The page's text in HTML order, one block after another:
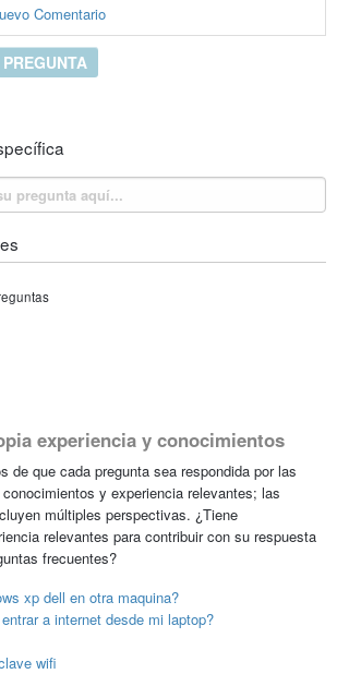
Comentario
experiencia y conocimientos
de que cada pregunta sea respondida por las
y experiencia relevantes; las
múltiples perspectivas. ¿Tiene
relevantes para contribuir con su respuesta
frecuentes?
xp dell en otra maquina?
a internet desde mi laptop?
wifi